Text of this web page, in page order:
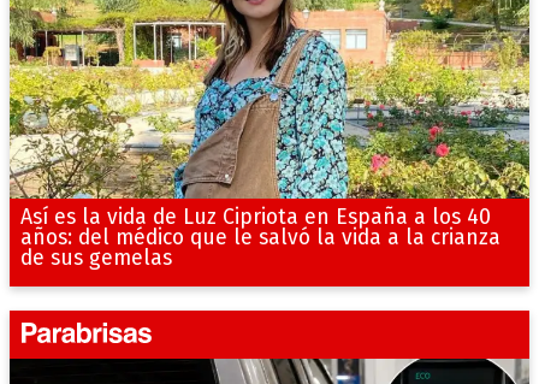
Así es la vida de Luz Cipriota en España a los 40
años: del médico que le salvó la vida a la crianza
de sus gemelas